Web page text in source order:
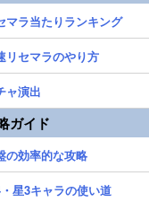
マラ当たりランキング
リセマラのやり方
ャ演出
ガイド
の効率的な攻略
星3キャラの使い道